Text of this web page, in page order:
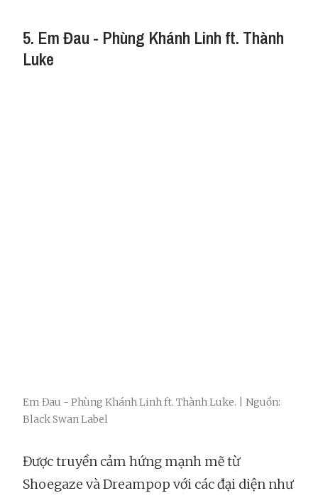
5. Em Đau - Phùng Khánh Linh ft. Thành
Luke
Em Đau - Phùng Khánh Linh ft. Thành Luke. | Nguồn:
Black Swan Label
Được truyền cảm hứng mạnh mẽ từ
Shoegaze và Dreampop với các đại diện như